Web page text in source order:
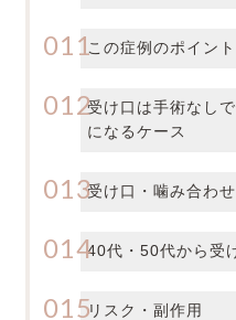
この症例のポイント
受け口は手術なし
になるケース
受け口・噛み合わ
40代・50代から受
リスク・副作用